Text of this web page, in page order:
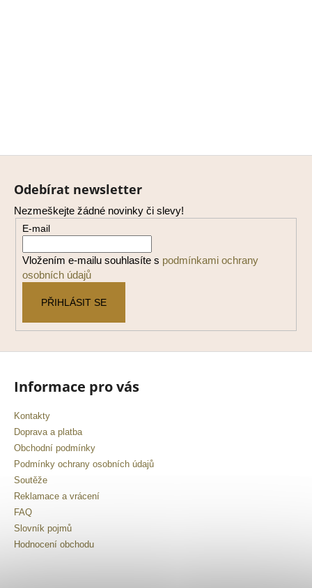
Odebírat newsletter
Nezmeškejte žádné novinky či slevy!
E-mail
Vložením e-mailu souhlasíte s podmínkami ochrany
osobních údajů
PŘIHLÁSIT SE
Informace pro vás
Kontakty
Doprava a platba
Obchodní podmínky
Podmínky ochrany osobních údajů
Soutěže
Reklamace a vrácení
FAQ
Slovník pojmů
Hodnocení obchodu